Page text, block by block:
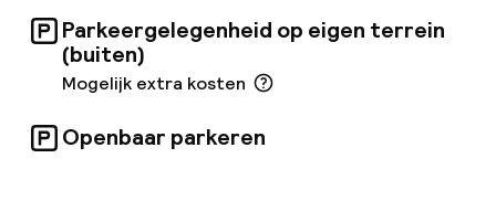
Parkeergelegenheid op eigen terrein
(buiten)
Mogelijk extra kosten
Openbaar parkeren